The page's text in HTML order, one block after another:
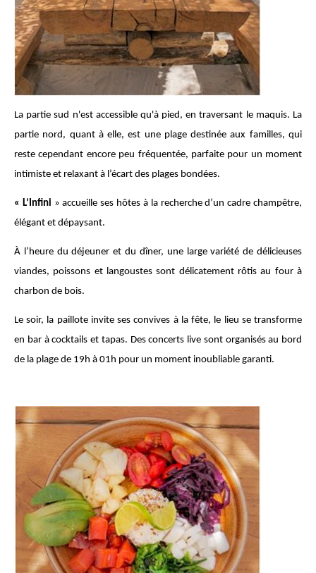
La partie sud n'est accessible qu'à pied, en traversant le maquis. La
partie nord, quant à elle, est une plage destinée aux familles, qui
reste cependant encore peu fréquentée, parfaite pour un moment
intimiste et relaxant à l’écart des plages bondées.
« L’Infini » accueille ses hôtes à la recherche d’un cadre champêtre,
élégant et dépaysant.
À l’heure du déjeuner et du dîner, une large variété de délicieuses
viandes, poissons et langoustes sont délicatement rôtis au four à
charbon de bois.
Le soir, la paillote invite ses convives à la fête, le lieu se transforme
en bar à cocktails et tapas. Des concerts live sont organisés au bord
de la plage de 19h à 01h pour un moment inoubliable garanti.